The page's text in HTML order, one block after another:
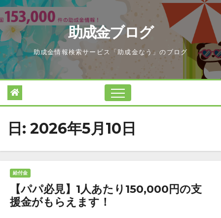
Skip
to
content
助成金ブログ
助成金情報検索サービス「助成金なう」のブログ
日: 2026年5月10日
給付金
【パパ必見】1人あたり150,000円の支
援金がもらえます！